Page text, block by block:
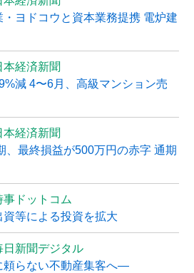
ヨドコウと資本業務提携 電炉建
本経済新聞
減 4〜6月、高級マンション売
本経済新聞
、最終損益が500万円の赤字 通期
事ドットコム
等による投資を拡大
日新聞デジタル
頼らない不動産集客へ―